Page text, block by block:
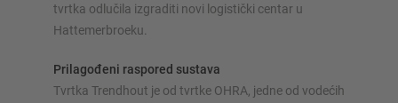
tvrtka odlučila izgraditi novi logistički centar u
Hattemerbroeku.
Prilagođeni raspored sustava
Tvrtka Trendhout je od tvrtke OHRA, jedne od vodećih